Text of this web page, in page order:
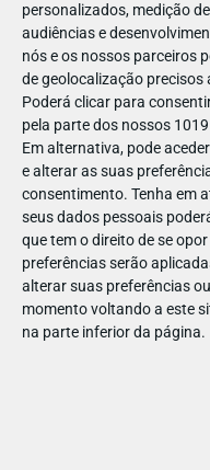
personalizados, medição
audiências e
nós e os nossos parceiros
de geolocalização
Poderá clicar para
pela parte dos nossos
Em alternativa, pode
e alterar as suas
consentimento. Tenha em
seus dados pessoais
que tem o direito de se
preferências serão
alterar suas preferências
momento voltando a este
na parte inferior da página.